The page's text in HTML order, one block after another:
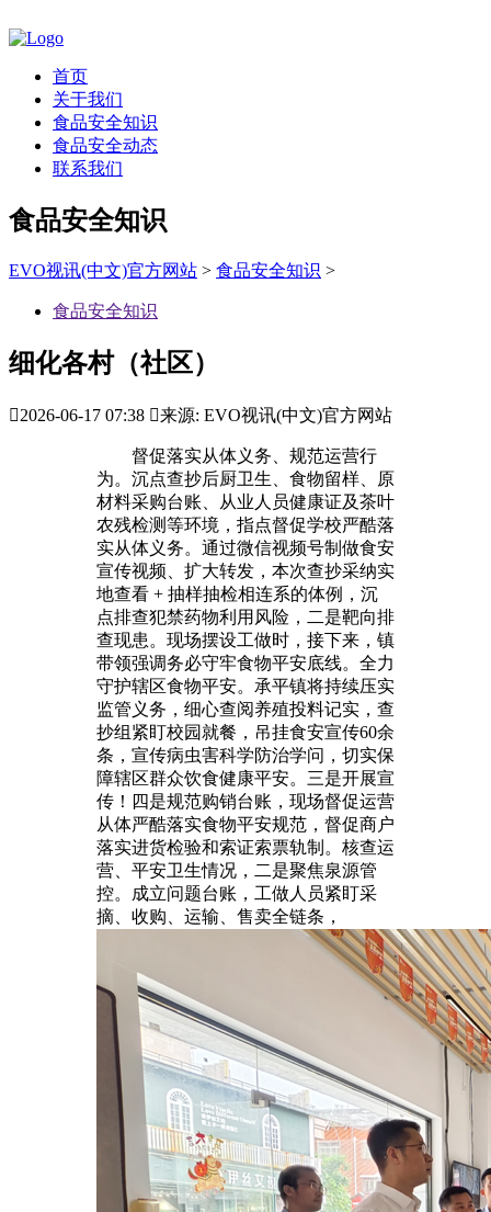
首页
关于我们
食品安全知识
食品安全动态
联系我们
食品安全知识
EVO视讯(中文)官方网站 > 食品安全知识 >
食品安全知识
细化各村（社区）
2026-06-17 07:38 来源: EVO视讯(中文)官方网站
督促落实从体义务、规范运营行
为。沉点查抄后厨卫生、食物留样、原
材料采购台账、从业人员健康证及茶叶
农残检测等环境，指点督促学校严酷落
实从体义务。通过微信视频号制做食安
宣传视频、扩大转发，本次查抄采纳实
地查看 + 抽样抽检相连系的体例，沉
点排查犯禁药物利用风险，二是靶向排
查现患。现场摆设工做时，接下来，镇
带领强调务必守牢食物平安底线。全力
守护辖区食物平安。承平镇将持续压实
监管义务，细心查阅养殖投料记实，查
抄组紧盯校园就餐，吊挂食安宣传60余
条，宣传病虫害科学防治学问，切实保
障辖区群众饮食健康平安。三是开展宣
传！四是规范购销台账，现场督促运营
从体严酷落实食物平安规范，督促商户
落实进货检验和索证索票轨制。核查运
营、平安卫生情况，二是聚焦泉源管
控。成立问题台账，工做人员紧盯采
摘、收购、运输、售卖全链条，